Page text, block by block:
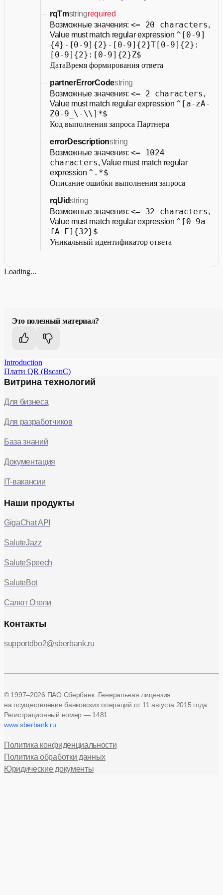
rqTmstringrequired
Возможные значения: <= 20 characters,
Value must match regular expression^[0-9]
{4}-[0-9]{2}-[0-9]{2}T[0-9]{2}:
[0-9]{2}:[0-9]{2}Z$
ДатаВремя формирования ответа
partnerErrorCodestring
Возможные значения: <= 2 characters,
Value must match regular expression^[a-zA-
Z0-9_\-\\]*$
Код выполнения запроса Партнера
errorDescriptionstring
Возможные значения: <= 1024
characters, Value must match regular
expression^.*$
Описание ошибки выполнения запроса
rqUidstring
Возможные значения: <= 32 characters,
Value must match regular expression^[0-9a-
fA-F]{32}$
Уникальный идентификатор ответа
Loading...
Это полезный материал?
Introduction
Плати QR (BscanC)
Витрина технологий
Для бизнеса
Для разработчиков
База знаний
Документация
IT-вакансии
Наши продукты
GigaChat API
SaluteJazz
SaluteSpeech
SaluteBot
Салют Отели
Контакты
supportdbo2@sberbank.ru
© 1997–2026 ПАО Сбербанк. Генеральная лицензия
на осуществление банковских операций от 11 августа 2015 года.
Регистрационный номер — 1481
www.sberbank.ru
Политика конфиденциальности
Политика обработки данных
Юридические документы